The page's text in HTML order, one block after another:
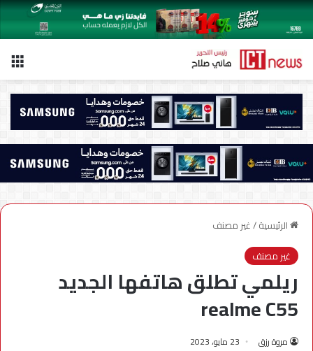
الرئيسية/غير مصنف
غير مصنف
ريلمي تطلق هاتفها الجديد
realme C55
مروة رزق 23 مايو، 2023